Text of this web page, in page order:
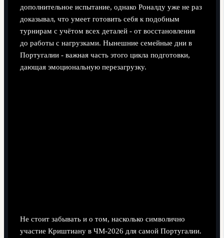
дополнительное испытание, однако Роналду уже не раз
доказывал, что умеет готовить себя к подобным
турнирам с учётом всех деталей - от восстановления
до работы с нагрузками. Нынешние семейные дни в
Португалии - важная часть этого цикла подготовки,
дающая эмоциональную перезагрузку.
Не стоит забывать и о том, насколько символично
участие Криштиану в ЧМ‑2026 для самой Португалии.